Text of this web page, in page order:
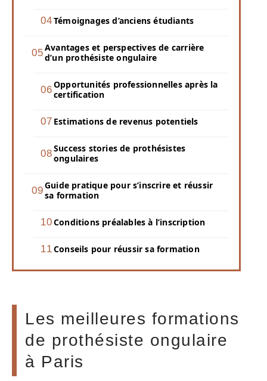
Témoignages d’anciens étudiants
Avantages et perspectives de carrière
d’un prothésiste ongulaire
Opportunités professionnelles après la
certification
Estimations de revenus potentiels
Success stories de prothésistes
ongulaires
Guide pratique pour s’inscrire et réussir
sa formation
Conditions préalables à l’inscription
Conseils pour réussir sa formation
Les meilleures formations
de prothésiste ongulaire
à Paris